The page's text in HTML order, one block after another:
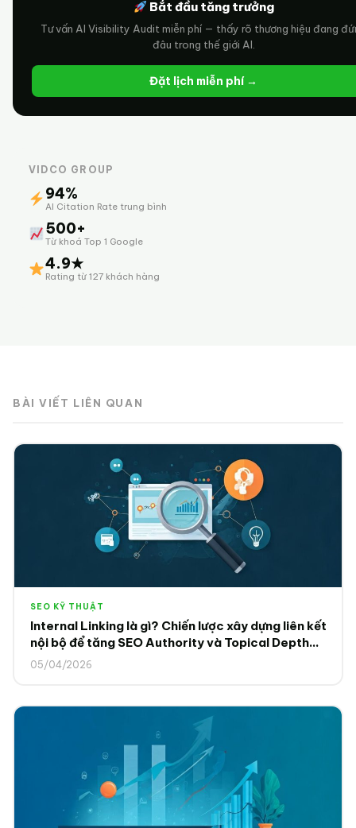
Bắt đầu tăng trưởng
Tư vấn AI Visibility Audit miễn phí — thấy rõ thương hiệu đang
đâu trong thế giới AI.
Đặt lịch miễn phí →
VIDCO GROUP
94%
AI Citation Rate trung bình
500+
Từ khoá Top 1 Google
4.9★
Rating từ 127 khách hàng
BÀI VIẾT LIÊN QUAN
SEO KỸ THUẬT
Internal Linking là gì? Chiến lược xây dựng liên kết
nội bộ để tăng SEO Authority và Topical Depth
2025
05/04/2026